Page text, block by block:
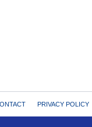
PRIVACY POLICY